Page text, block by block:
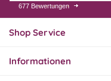
31.07.26
Super schnelle Lieferung,
hervorragend. Gerne
677 Bewertungen
Shop Service
Informationen